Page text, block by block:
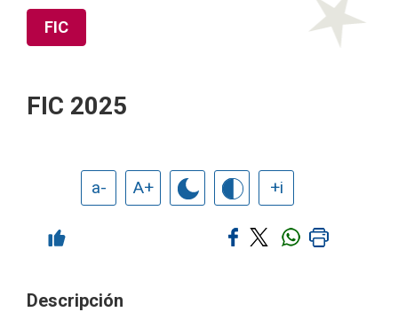
FIC
FIC 2025
a- A+ +i
Descripción